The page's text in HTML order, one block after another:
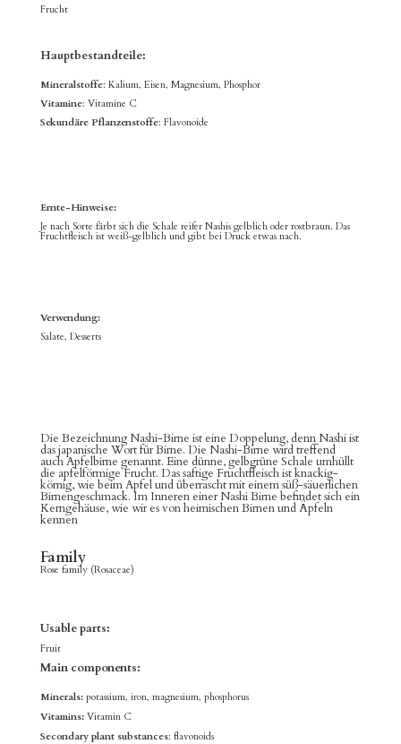
Frucht
Hauptbestandteile:
Mineralstoffe: Kalium, Eisen, Magnesium, Phosphor
Vitamine: Vitamine C
Sekundäre Pflanzenstoffe: Flavonoide
Ernte-Hinweise:
Je nach Sorte färbt sich die Schale reifer Nashis gelblich oder rostbraun. Das
Fruchtfleisch ist weiß-gelblich und gibt bei Druck etwas nach.
Verwendung:
Salate, Desserts
Die Bezeichnung Nashi-Birne ist eine Doppelung, denn Nashi ist
das japanische Wort für Birne. Die Nashi-Birne wird treffend
auch Apfelbirne genannt. Eine dünne, gelbgrüne Schale umhüllt
die apfelförmige Frucht. Das saftige Fruchtfleisch ist knackig-
körnig, wie beim Apfel und überrascht mit einem süß-säuerlichen
Birnengeschmack. Im Inneren einer Nashi Birne befindet sich ein
Kerngehäuse, wie wir es von heimischen Birnen und Äpfeln
kennen
Family
Rose family (Rosaceae)
Usable parts:
Fruit
Main components:
Minerals:potassium, iron, magnesium, phosphorus
Vitamins:Vitamin C
Secondary plant substances: flavonoids